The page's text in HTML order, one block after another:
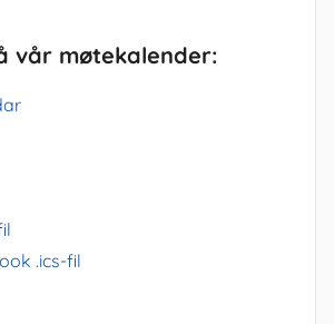
vår møtekalender:
.ics-fil